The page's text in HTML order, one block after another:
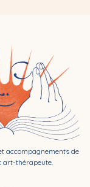
accompagnements de
art-thérapeute.